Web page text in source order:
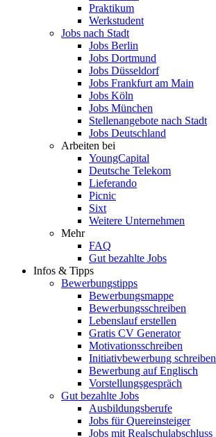
Praktikum
Werkstudent
Jobs nach Stadt
Jobs Berlin
Jobs Dortmund
Jobs Düsseldorf
Jobs Frankfurt am Main
Jobs Köln
Jobs München
Stellenangebote nach Stadt
Jobs Deutschland
Arbeiten bei
YoungCapital
Deutsche Telekom
Lieferando
Picnic
Sixt
Weitere Unternehmen
Mehr
FAQ
Gut bezahlte Jobs
Infos & Tipps
Bewerbungstipps
Bewerbungsmappe
Bewerbungsschreiben
Lebenslauf erstellen
Gratis CV Generator
Motivationsschreiben
Initiativbewerbung schreiben
Bewerbung auf Englisch
Vorstellungsgespräch
Gut bezahlte Jobs
Ausbildungsberufe
Jobs für Quereinsteiger
Jobs mit Realschulabschluss